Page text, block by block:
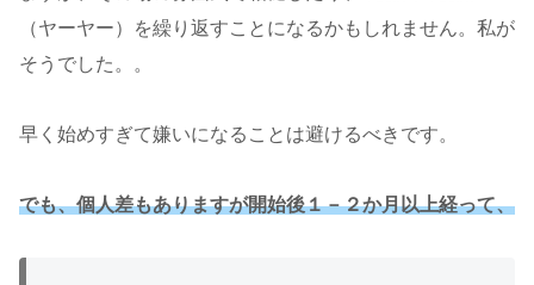
（ヤーヤー）を繰り返すことになるかもしれません。私が
そうでした。。
早く始めすぎて嫌いになることは避けるべきです。
でも、個人差もありますが開始後１－２か月以上経って、